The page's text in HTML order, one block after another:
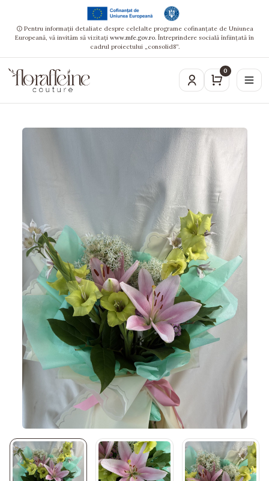
Pentru informații detaliate despre celelalte programe cofinanțate de Uniunea
Europeană, vă invităm să vizitați www.mfe.gov.ro. Întreprindere socială înființată în
cadrul proiectului „consolid8”.
0